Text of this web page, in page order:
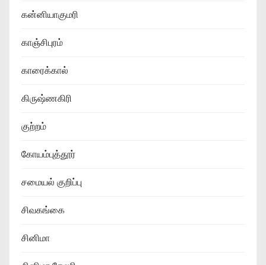
கன்னியாகுமரி
காஞ்சிபுரம்
காரைக்கால்
கிருஷ்ணகிரி
குற்றம்
கோயம்புத்தூர்
சமையல் குறிப்பு
சிவகங்கை
சினிமா